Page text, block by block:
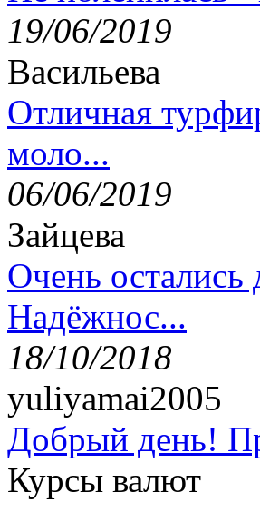
19/06/2019
Васильева
Отличная
моло...
06/06/2019
Зайцева
Очень
Надёжнос...
18/10/2018
yuliyamai2005
Добрый день!
Курсы валют